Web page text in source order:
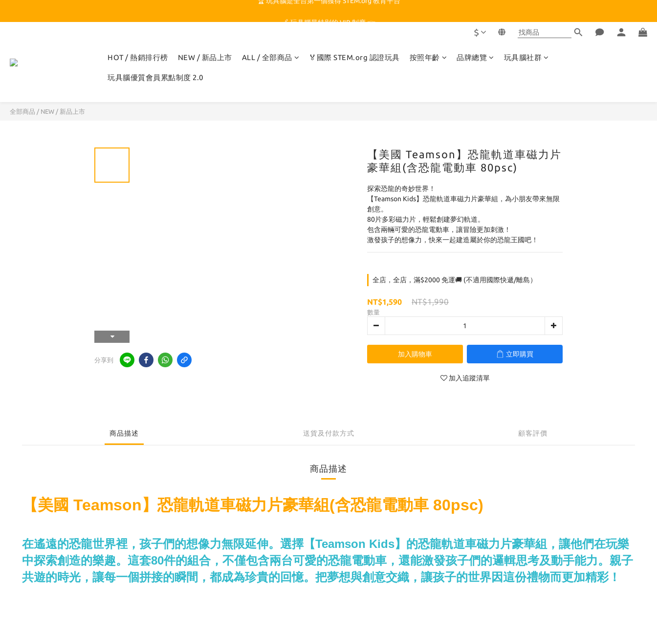
$
HOT / 熱銷排行榜 NEW / 新品上市 ALL / 全部商品 🏅國際 STEM.org 認證玩具 按照年齡 品牌總覽 玩具腦社群
玩具腦優質會員累點制度 2.0
全部商品 / NEW / 新品上市
分享到
【美國 Teamson】恐龍軌道車磁力片
豪華組(含恐龍電動車 80psc)
探索恐龍的奇妙世界！
【Teamson Kids】恐龍軌道車磁力片豪華組，為小朋友帶來無限
創意。
80片多彩磁力片，輕鬆創建夢幻軌道。
包含兩輛可愛的恐龍電動車，讓冒險更加刺激！
激發孩子的想像力，快來一起建造屬於你的恐龍王國吧！
全店，全店，滿$2000 免運🚚 (不適用國際快遞/離島）
NT$1,590 NT$1,990
數量
加入購物車 立即購買
加入追蹤清單
商品描述 送貨及付款方式 顧客評價
商品描述
【美國 Teamson】恐龍軌道車磁力片豪華組(含恐龍電動車 80psc)
在遙遠的恐龍世界裡，孩子們的想像力無限延伸。選擇【Teamson Kids】的恐龍軌道車磁力片豪華組，讓他們在玩樂
中探索創造的樂趣。這套80件的組合，不僅包含兩台可愛的恐龍電動車，還能激發孩子們的邏輯思考及動手能力。親子
共遊的時光，讓每一個拼接的瞬間，都成為珍貴的回憶。把夢想與創意交織，讓孩子的世界因這份禮物而更加精彩！